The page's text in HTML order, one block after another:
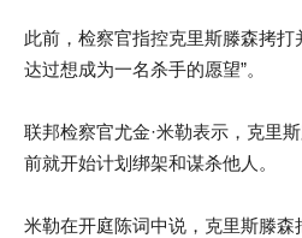
此前，检察官指控克里斯滕森拷打
达过想成为一名杀手的愿望”。
联邦检察官尤金·米勒表示，克里
前就开始计划绑架和谋杀他人。
米勒在开庭陈词中说，克里斯滕